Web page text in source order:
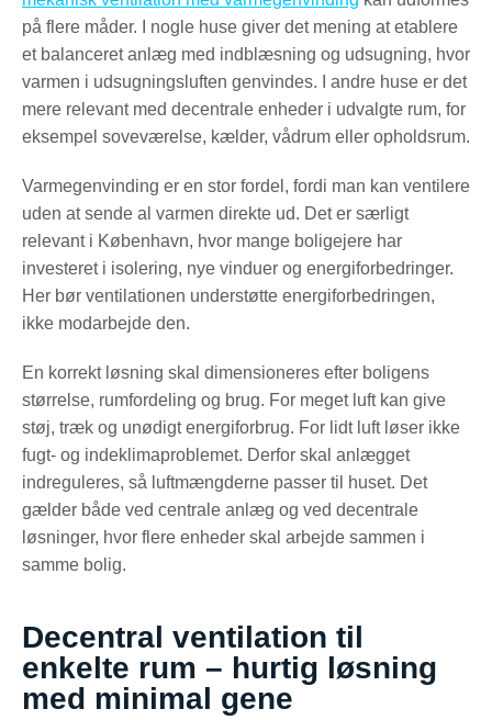
på flere måder. I nogle huse giver det mening at etablere
et balanceret anlæg med indblæsning og udsugning, hvor
varmen i udsugningsluften genvindes. I andre huse er det
mere relevant med decentrale enheder i udvalgte rum, for
eksempel soveværelse, kælder, vådrum eller opholdsrum.
Varmegenvinding er en stor fordel, fordi man kan ventilere
uden at sende al varmen direkte ud. Det er særligt
relevant i København, hvor mange boligejere har
investeret i isolering, nye vinduer og energiforbedringer.
Her bør ventilationen understøtte energiforbedringen,
ikke modarbejde den.
En korrekt løsning skal dimensioneres efter boligens
størrelse, rumfordeling og brug. For meget luft kan give
støj, træk og unødigt energiforbrug. For lidt luft løser ikke
fugt- og indeklimaproblemet. Derfor skal anlægget
indreguleres, så luftmængderne passer til huset. Det
gælder både ved centrale anlæg og ved decentrale
løsninger, hvor flere enheder skal arbejde sammen i
samme bolig.
Decentral ventilation til
enkelte rum – hurtig løsning
med minimal gene